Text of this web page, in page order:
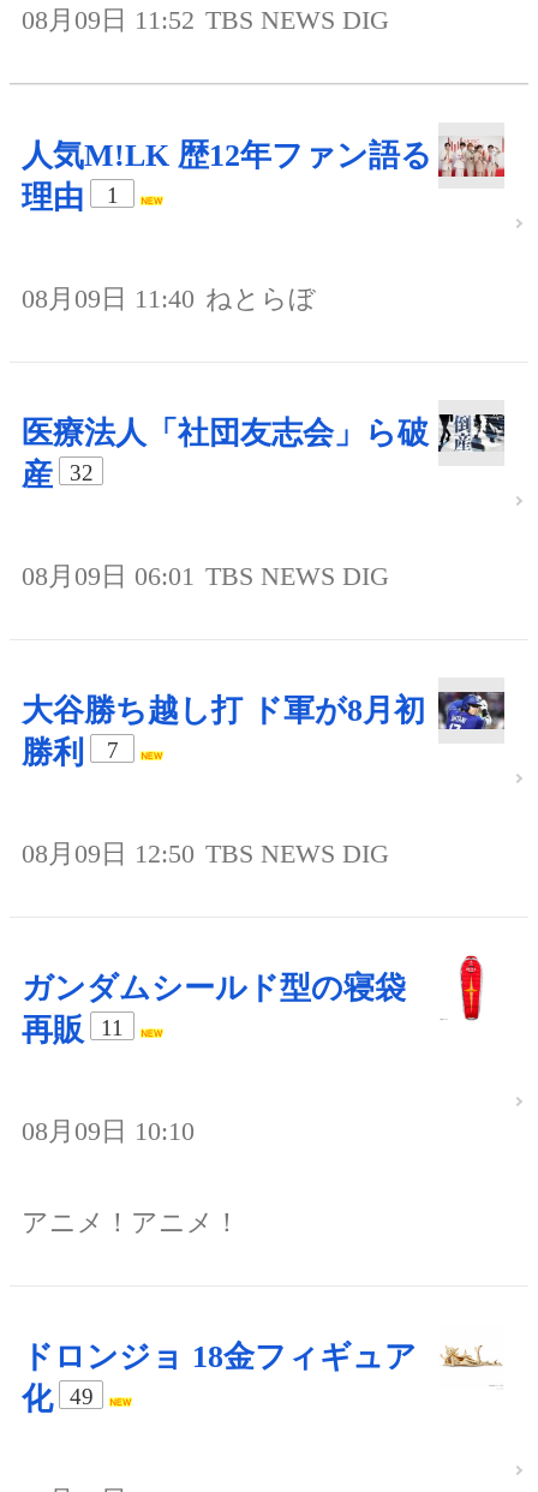
08月09日 11:52 TBS NEWS DIG
人気M!LK 歴12年ファン語る
理由
1
08月09日 11:40 ねとらぼ
医療法人「社団友志会」ら破
産
32
08月09日 06:01 TBS NEWS DIG
大谷勝ち越し打 ド軍が8月初
勝利
7
08月09日 12:50 TBS NEWS DIG
ガンダムシールド型の寝袋
再販
11
08月09日 10:10
アニメ！アニメ！
ドロンジョ 18金フィギュア
化
49